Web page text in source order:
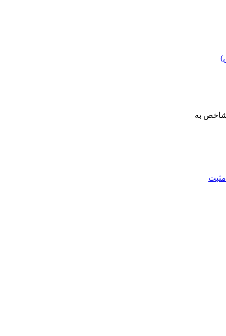
ادامه داد و با رشد نسبی قیمت‌ها و همچنین افزایش 300 واحدی شاخص به
مثبت